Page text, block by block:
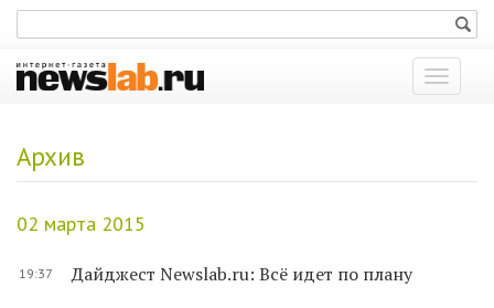
Показать
меню
Архив
02 марта 2015
19:37 Дайджест Newslab.ru: Всё идет по плану